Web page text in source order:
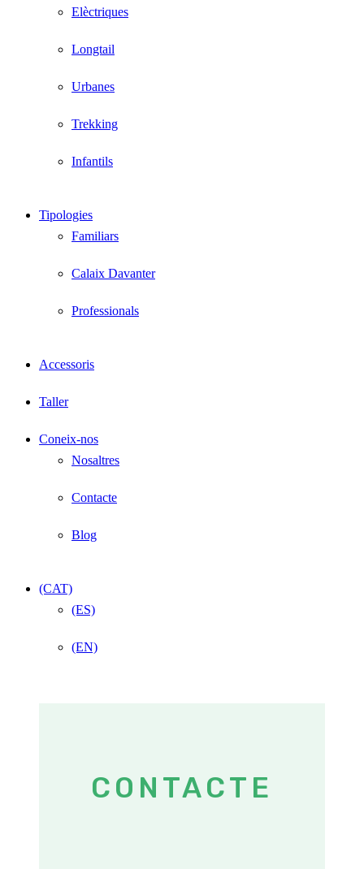
Elèctriques
Longtail
Urbanes
Trekking
Infantils
Tipologies
Familiars
Calaix Davanter
Professionals
Accessoris
Taller
Coneix-nos
Nosaltres
Contacte
Blog
(CAT)
(ES)
(EN)
CONTACTE